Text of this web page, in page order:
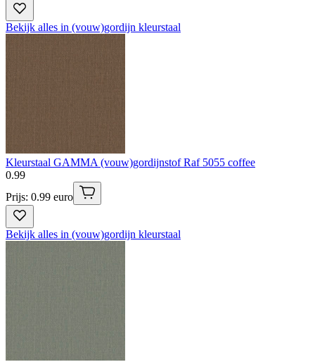
Bekijk alles in (vouw)gordijn kleurstaal
Kleurstaal GAMMA (vouw)gordijnstof Raf 5055 coffee
0.99
Prijs: 0.99 euro
Bekijk alles in (vouw)gordijn kleurstaal